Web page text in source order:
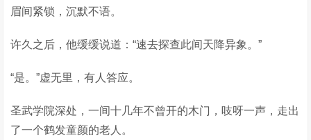
眉间紧锁，沉默不语。
许久之后，他缓缓说道：“速去探查此间天降异象。”
“是。”虚无里，有人答应。
圣武学院深处，一间十几年不曾开的木门，吱呀一声，走出
了一个鹤发童颜的老人。